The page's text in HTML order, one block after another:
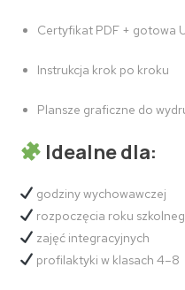
Certyfikat PDF + gotowa
Instrukcja krok po kroku
Plansze graficzne do
Idealne dla:
godziny wychowawczej
rozpoczęcia roku
zajęć integracyjnych
profilaktyki w klasach 4–8